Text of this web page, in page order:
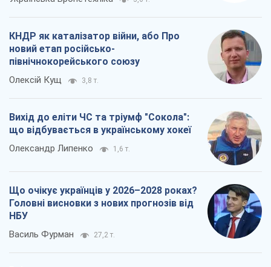
КНДР як каталізатор війни, або Про
новий етап російсько-
північнокорейського союзу
Олексій Кущ 3,8 т.
Вихід до еліти ЧС та тріумф "Сокола":
що відбувається в українському хокеї
Олександр Липенко 1,6 т.
Що очікує українців у 2026–2028 роках?
Головні висновки з нових прогнозів від
НБУ
Василь Фурман 27,2 т.